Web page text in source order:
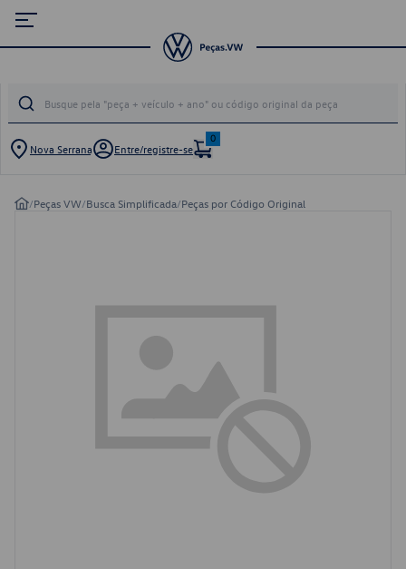
Nova Serrana Entre/registre-se
0
/Peças VW/Busca Simplificada/Peças por Código Original